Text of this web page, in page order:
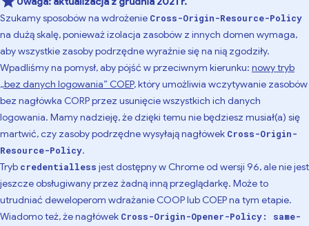
Szukamy sposobów na wdrożenie Cross-Origin-Resource-Policy
na dużą skalę, ponieważ izolacja zasobów z innych domen wymaga,
aby wszystkie zasoby podrzędne wyraźnie się na nią zgodziły.
Wpadliśmy na pomysł, aby pójść w przeciwnym kierunku: nowy tryb
„bez danych logowania” COEP, który umożliwia wczytywanie zasobów
bez nagłówka CORP przez usunięcie wszystkich ich danych
logowania. Mamy nadzieję, że dzięki temu nie będziesz musiał(a) się
martwić, czy zasoby podrzędne wysyłają nagłówek Cross-Origin-
Resource-Policy.
Tryb credentialless jest dostępny w Chrome od wersji 96, ale nie jest
jeszcze obsługiwany przez żadną inną przeglądarkę. Może to
utrudniać deweloperom wdrażanie COOP lub COEP na tym etapie.
Wiadomo też, że nagłówek Cross-Origin-Opener-Policy: same-